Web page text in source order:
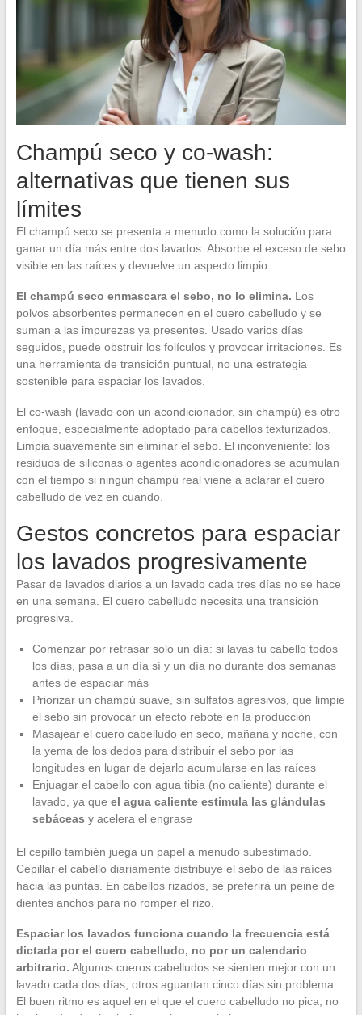
Champú seco y co-wash:
alternativas que tienen sus
límites
El champú seco se presenta a menudo como la solución para
ganar un día más entre dos lavados. Absorbe el exceso de sebo
visible en las raíces y devuelve un aspecto limpio.
El champú seco enmascara el sebo, no lo elimina. Los
polvos absorbentes permanecen en el cuero cabelludo y se
suman a las impurezas ya presentes. Usado varios días
seguidos, puede obstruir los folículos y provocar irritaciones. Es
una herramienta de transición puntual, no una estrategia
sostenible para espaciar los lavados.
El co-wash (lavado con un acondicionador, sin champú) es otro
enfoque, especialmente adoptado para cabellos texturizados.
Limpia suavemente sin eliminar el sebo. El inconveniente: los
residuos de siliconas o agentes acondicionadores se acumulan
con el tiempo si ningún champú real viene a aclarar el cuero
cabelludo de vez en cuando.
Gestos concretos para espaciar
los lavados progresivamente
Pasar de lavados diarios a un lavado cada tres días no se hace
en una semana. El cuero cabelludo necesita una transición
progresiva.
Comenzar por retrasar solo un día: si lavas tu cabello todos
los días, pasa a un día sí y un día no durante dos semanas
antes de espaciar más
Priorizar un champú suave, sin sulfatos agresivos, que limpie
el sebo sin provocar un efecto rebote en la producción
Masajear el cuero cabelludo en seco, mañana y noche, con
la yema de los dedos para distribuir el sebo por las
longitudes en lugar de dejarlo acumularse en las raíces
Enjuagar el cabello con agua tibia (no caliente) durante el
lavado, ya que el agua caliente estimula las glándulas
sebáceas y acelera el engrase
El cepillo también juega un papel a menudo subestimado.
Cepillar el cabello diariamente distribuye el sebo de las raíces
hacia las puntas. En cabellos rizados, se preferirá un peine de
dientes anchos para no romper el rizo.
Espaciar los lavados funciona cuando la frecuencia está
dictada por el cuero cabelludo, no por un calendario
arbitrario. Algunos cueros cabelludos se sienten mejor con un
lavado cada dos días, otros aguantan cinco días sin problema.
El buen ritmo es aquel en el que el cuero cabelludo no pica, no